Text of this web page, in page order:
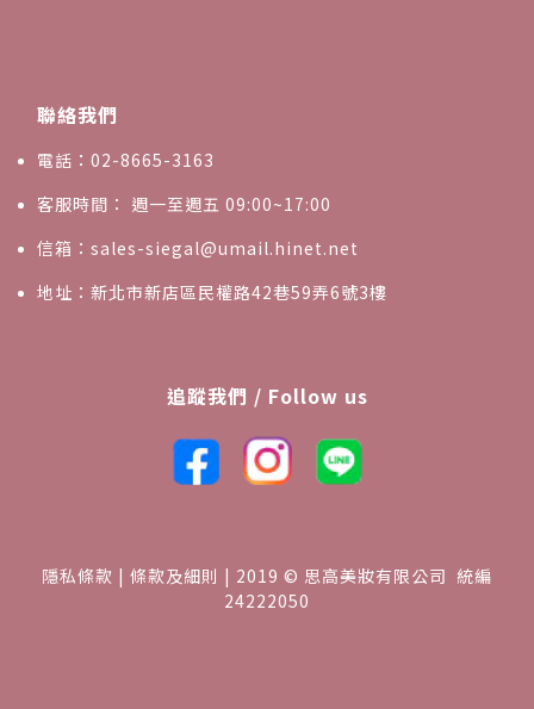
聯絡我們
電話：02-8665-3163
客服時間： 週一至週五 09:00~17:00
信箱：sales-siegal@umail.hinet.net
地址：新北市新店區民權路42巷59弄6號3樓
追蹤我們 / Follow us
隱私條款 | 條款及細則 | 2019 © 思高美妝有限公司 統編
24222050